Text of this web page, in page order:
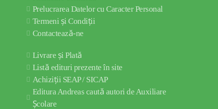
Prelucrarea Datelor cu Caracter Personal
Termeni și Condiții
Contactează-ne
Livrare și Plată
Listă edituri prezente în site
Achiziții SEAP / SICAP
Editura Andreas caută autori de Auxiliare
Școlare